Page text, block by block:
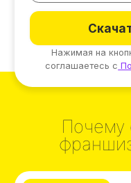
Почему
37
14